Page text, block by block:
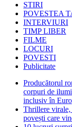
STIRI
POVESTEA
INTERVIURI
TIMP LIBER
FILME
LOCURI
POVESTI
Publicitate
Producătorul
corpuri de
inclusiv în
Thrillere virale,
povești care